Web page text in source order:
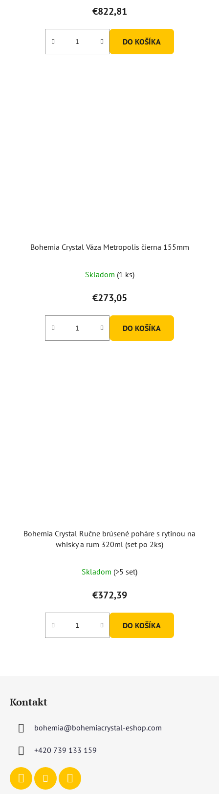
€822,81
DO KOŠÍKA
Bohemia Crystal Váza Metropolis čierna 155mm
Skladom (1 ks)
€273,05
DO KOŠÍKA
Bohemia Crystal Ručne brúsené poháre s rytinou na
whisky a rum 320ml (set po 2ks)
Skladom (>5 set)
€372,39
DO KOŠÍKA
Kontakt
bohemia@bohemiacrystal-eshop.com
+420 739 133 159